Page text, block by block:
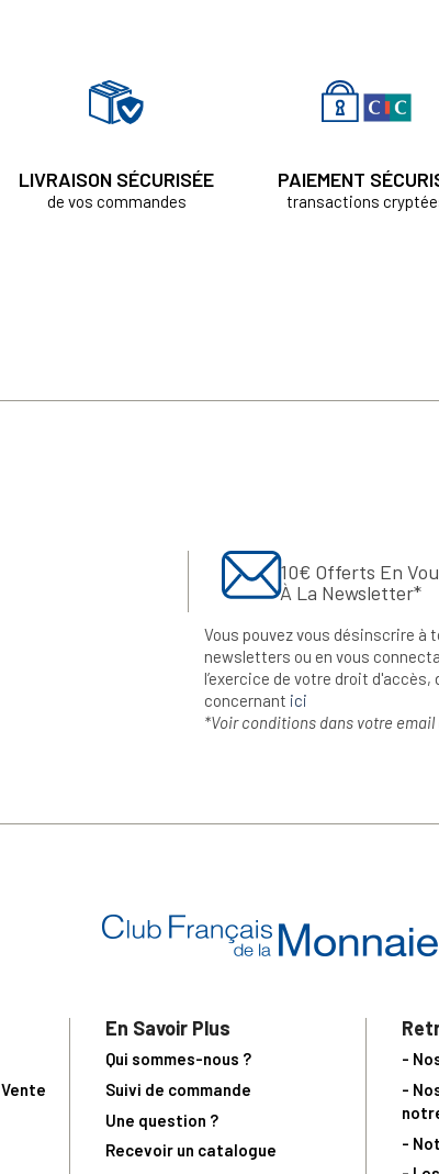
LIVRAISON SÉCURISÉE
de vos commandes
PAIEMENT
transactions
10€ Offerts En
À La Newsletter*
Vous pouvez vous désinscrire à
newsletters ou en vous
l’exercice de votre droit
concernant ici
*Voir conditions dans votre
En Savoir Plus
Qui sommes-nous ?
Suivi de commande
Une question ?
Recevoir un catalogue
-
-
-